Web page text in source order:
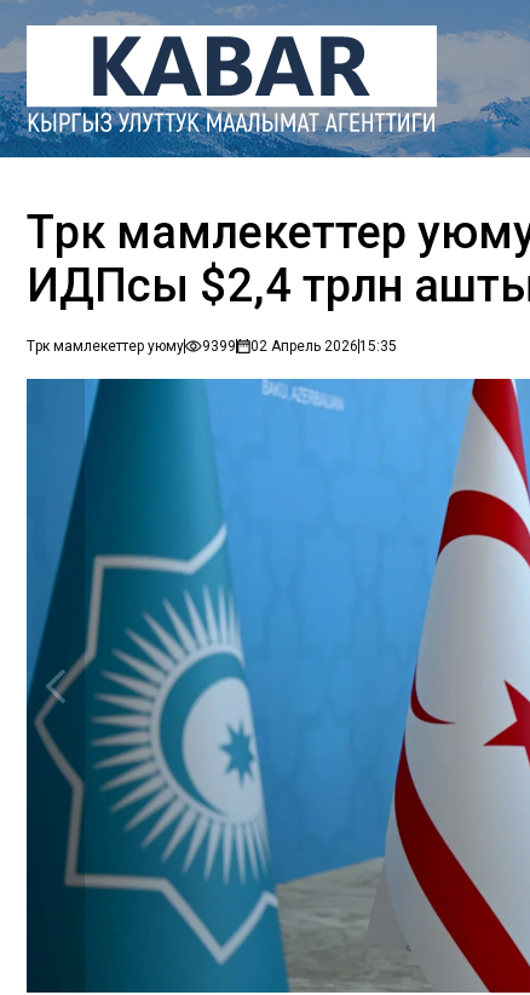
Түрк мамлекеттер
ИДПсы $2,4 трлн
Түрк мамлекеттер уюму 9399 02 Апрель 202615:35